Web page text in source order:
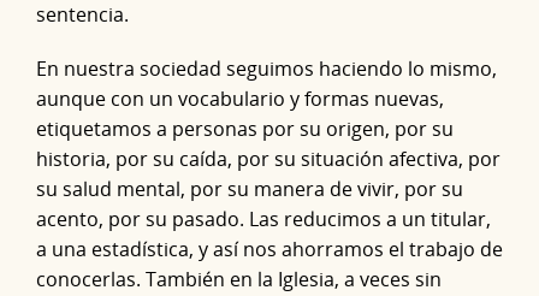
sentencia.
En nuestra sociedad seguimos haciendo lo mismo,
aunque con un vocabulario y formas nuevas,
etiquetamos a personas por su origen, por su
historia, por su caída, por su situación afectiva, por
su salud mental, por su manera de vivir, por su
acento, por su pasado. Las reducimos a un titular,
a una estadística, y así nos ahorramos el trabajo de
conocerlas. También en la Iglesia, a veces sin